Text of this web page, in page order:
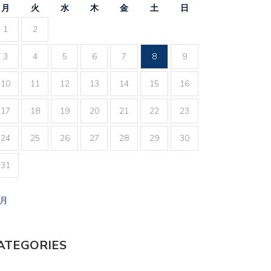
月 火 水 木 金 土
日
1
2
3 4 5 6 7 8 9
10 11 12 13 14 15 16
17 18 19 20 21 22 23
24 25 26 27 28 29 30
31